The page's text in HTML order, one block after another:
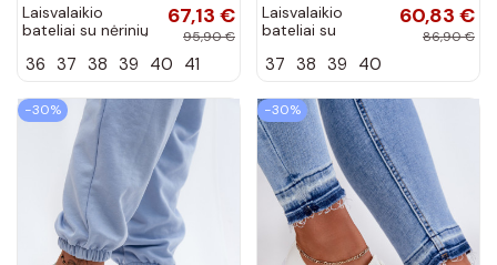
Laisvalaikio
bateliai su nėrinių
platforma LEE
LOIN...
67,13 €
95,90 €
36 37 38 39 40 41
Laisvalaikio
bateliai su
ISLA C INOMEN
50261002.21H
džinso
medžiagos
60,83 €
86,90 €
37 38 39 40
−30% −30%